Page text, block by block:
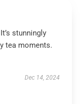
stunningly
tea moments.
Dec 14, 2024